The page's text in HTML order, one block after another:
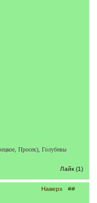
Просек), Голубевы
Лайк (1)
Наверх ##